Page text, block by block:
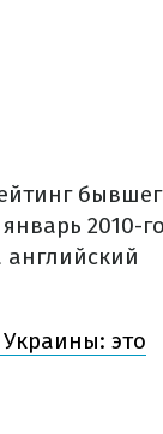
2010-го
английский
это